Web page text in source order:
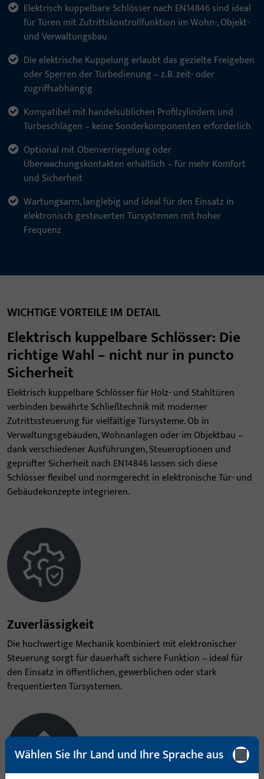
Elektrisch kuppelbare Schlösser nach EN14846 sind ideal
für Türen mit Zutrittskontrollfunktion im Wohn-, Objekt-
und Verwaltungsbau
Die elektrische Kuppelung erlaubt das gezielte Freigeben
oder Sperren der Türbedienung – z. B. zeit- oder
zugriffsabhängig
Kompatibel mit handelsüblichen Profilzylindern und
Türbeschlägen – keine Sonderkomponenten erforderlich
Optional mit Obenverriegelung oder
Überwachungskontakten erhältlich – für mehr Komfort
und Sicherheit
Wartungsarm, langlebig und ideal für den Einsatz in
elektronisch gesteuerten Türsystemen mit hoher
Frequenz
WICHTIGE VORTEILE IM DETAIL
Elektrisch kuppelbare Schlösser: Die
richtige Wahl – nicht nur in puncto
Sicherheit
Elektrisch kuppelbare Schlösser für Holz- und Stahltüren
verbinden bewährte Schließtechnik mit moderner
Zutrittssteuerung für vielfältige Türsysteme. Ob in
Verwaltungsgebäuden, Wohnanlagen oder im Objektbau –
dank verschiedener Ausführungen, Steueroptionen und
geprüfter Sicherheit nach EN14846 lassen sich diese
Schlösser flexibel und normgerecht in elektronische Tür- und
Gebäudekonzepte integrieren.
Zuverlässigkeit
Die hochwertige Mechanik kombiniert mit elektronischer
Steuerung sorgt für dauerhaft sichere Funktion – ideal für
den Einsatz in öffentlichen, gewerblichen oder stark
frequentierten Türsystemen.
Wählen Sie Ihr Land und Ihre Sprache aus